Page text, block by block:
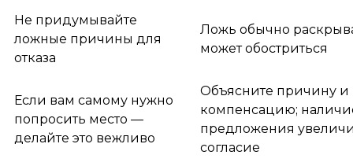
Не придумывайте
ложные причины для
отказа
Ложь обычно
может обостриться
Если вам самому нужно
попросить место —
делайте это вежливо
Объясните причину
компенсацию;
предложения
согласие